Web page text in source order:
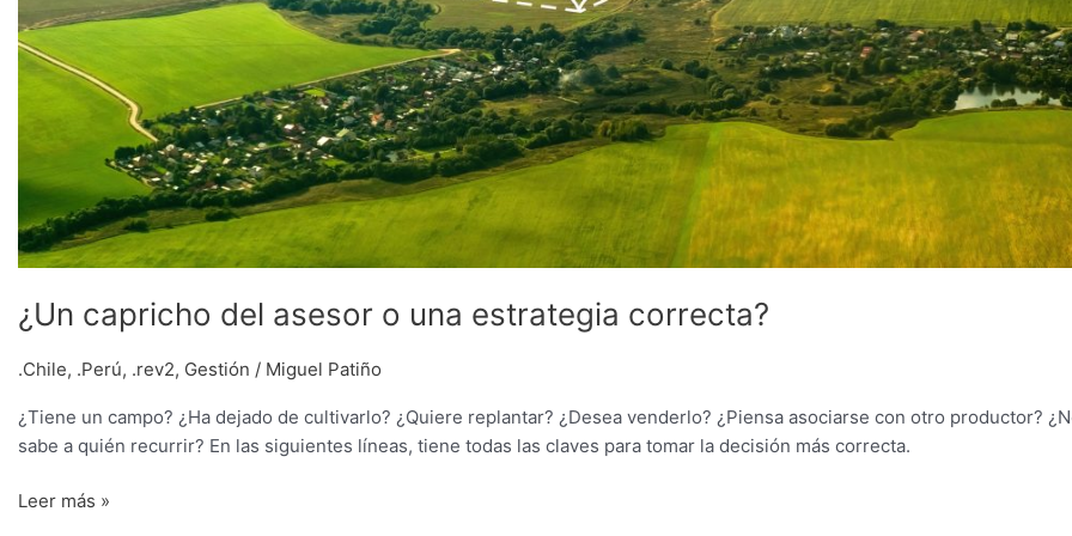
¿Un capricho del asesor o una estrategia correcta?
.Chile, .Perú, .rev2, Gestión / Miguel Patiño
¿Tiene un campo? ¿Ha dejado de cultivarlo? ¿Quiere replantar? ¿Desea venderlo? ¿Piensa asociarse con otro productor?
sabe a quién recurrir? En las siguientes líneas, tiene todas las claves para tomar la decisión más correcta.
Leer más »